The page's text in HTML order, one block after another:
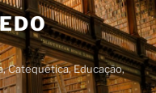
Catequética, Educação,